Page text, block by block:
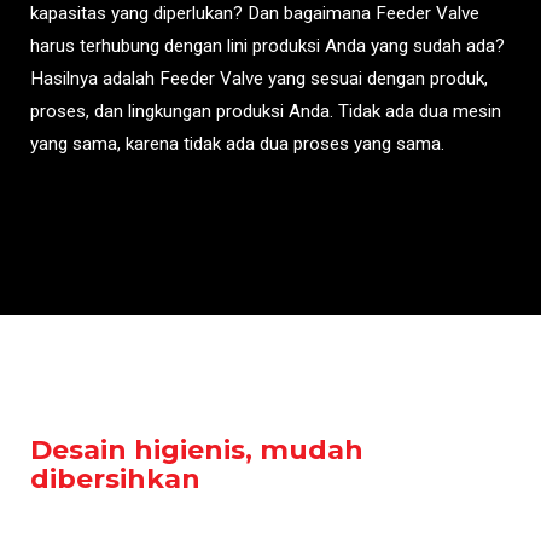
kapasitas yang diperlukan? Dan bagaimana Feeder Valve
harus terhubung dengan lini produksi Anda yang sudah ada?
Hasilnya adalah Feeder Valve yang sesuai dengan produk,
proses, dan lingkungan produksi Anda. Tidak ada dua mesin
yang sama, karena tidak ada dua proses yang sama.
Desain higienis, mudah
dibersihkan